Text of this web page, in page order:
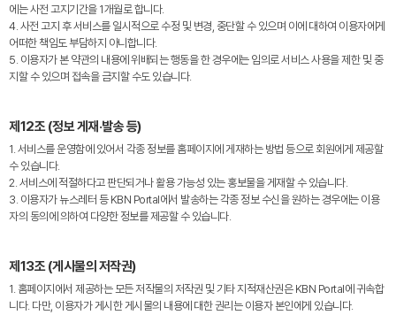
에는 사전 고지기간을 1개월로 합니다.
4. 사전 고지 후 서비스를 일시적으로 수정 및 변경, 중단할 수 있으며 이에 대하여 이용자에게
어떠한 책임도 부담하지 아니합니다.
5. 이용자가 본 약관의 내용에 위배되는 행동을 한 경우에는 임의로 서비스 사용을 제한 및 중
지할 수 있으며 접속을 금지할 수도 있습니다.
제12조 (정보 게재·발송 등)
1. 서비스를 운영함에 있어서 각종 정보를 홈페이지에 게재하는 방법 등으로 회원에게 제공할
수 있습니다.
2. 서비스에 적절하다고 판단되거나 활용 가능성 있는 홍보물을 게재할 수 있습니다.
3. 이용자가 뉴스레터 등 KBN Portal에서 발송하는 각종 정보 수신을 원하는 경우에는 이용
자의 동의에 의하여 다양한 정보를 제공할 수 있습니다.
제13조 (게시물의 저작권)
1. 홈페이지에서 제공하는 모든 저작물의 저작권 및 기타 지적재산권은 KBN Portal에 귀속합
니다. 다만, 이용자가 게시한 게시물의 내용에 대한 권리는 이용자 본인에게 있습니다.